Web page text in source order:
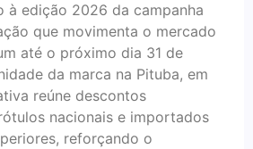
à edição 2026 da campanha
que movimenta o mercado
até o próximo dia 31 de
da marca na Pituba, em
reúne descontos
nacionais e importados
reforçando o